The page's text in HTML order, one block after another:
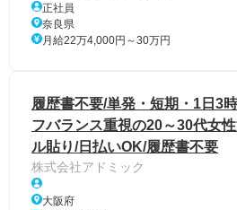
正社員
奈良県
月給22万4,000円～30万円
履歴書不要/単発・短期・1日3
フバランス重視の20～30代女
ル貼り/日払いOK/履歴書不要
株式会社アドミック
大阪府